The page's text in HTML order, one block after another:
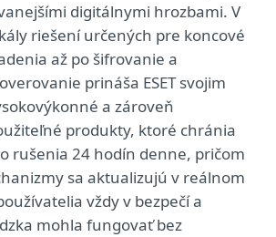
digitálnymi hrozbami. V
riešení určených pre koncové
až po šifrovanie a
prináša ESET svojim
a zároveň
produkty, ktoré chránia
rušenia 24 hodín denne, pričom
sa aktualizujú v reálnom
vždy v bezpečí a
mohla fungovať bez